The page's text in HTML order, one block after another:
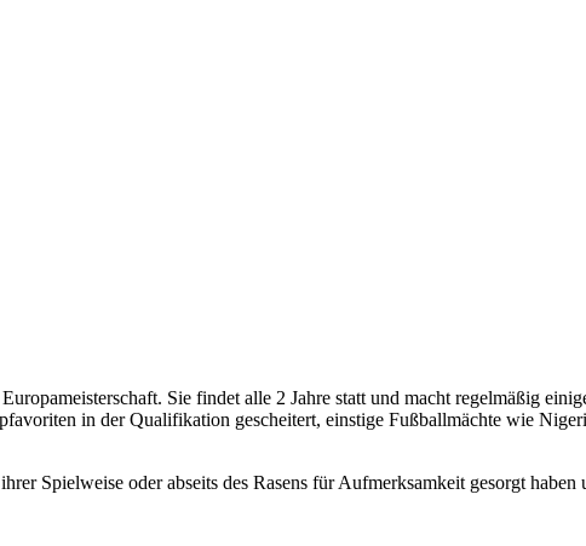
Sie findet alle 2 Jahre statt und macht regelmäßig
in der Qualifikation gescheitert, einstige Fußballmächte wie
Spielweise oder abseits des Rasens für Aufmerksamkeit gesorgt